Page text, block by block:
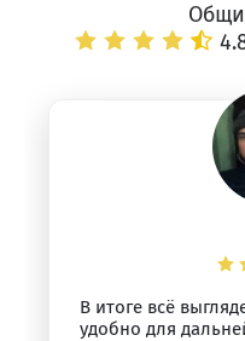
В итоге всё
удобно для